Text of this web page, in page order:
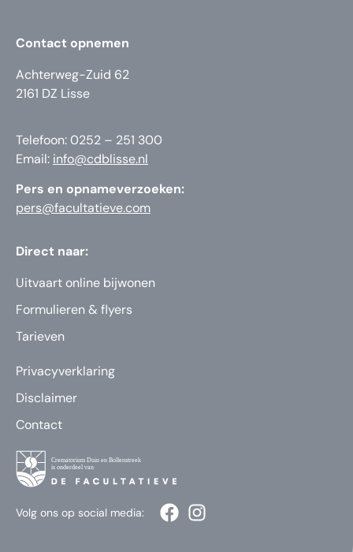
Contact opnemen
Achterweg-Zuid 62
2161 DZ Lisse
Telefoon: 0252 – 251 300
Email: info@cdblisse.nl
Pers en opnameverzoeken:
pers@facultatieve.com
Direct naar:
Uitvaart online bijwonen
Formulieren & flyers
Tarieven
Privacyverklaring
Disclaimer
Contact
Volg ons op social media: